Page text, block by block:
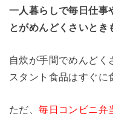
一人暮らしで毎日仕事
とがめんどくさいとき
自炊が手間でめんどく
スタント食品はすぐに
ただ、毎日コンビニ弁